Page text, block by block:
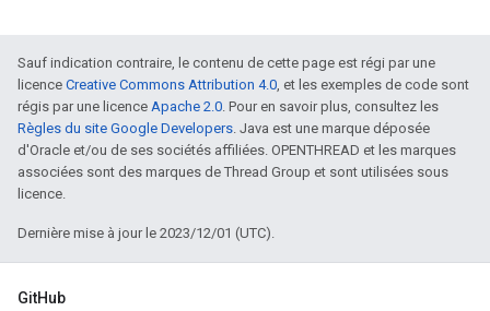
Sauf indication contraire, le contenu de cette page est régi par une
licence Creative Commons Attribution 4.0, et les exemples de code sont
régis par une licence Apache 2.0. Pour en savoir plus, consultez les
Règles du site Google Developers. Java est une marque déposée
d'Oracle et/ou de ses sociétés affiliées. OPENTHREAD et les marques
associées sont des marques de Thread Group et sont utilisées sous
licence.
Dernière mise à jour le 2023/12/01 (UTC).
GitHub